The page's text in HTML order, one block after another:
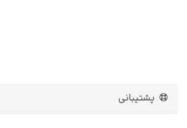
پشتیبانی